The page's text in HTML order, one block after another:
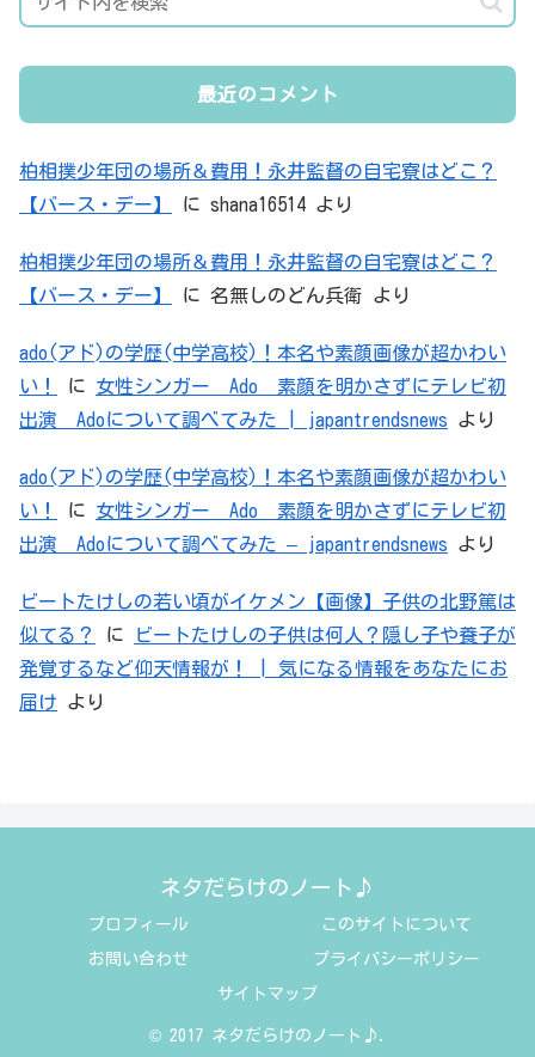
最近のコメント
柏相撲少年団の場所＆費用！永井監督の自宅寮はどこ？
【バース・デー】
に shana16514 より
柏相撲少年団の場所＆費用！永井監督の自宅寮はどこ？
【バース・デー】
に 名無しのどん兵衛 より
ado(アド)の学歴(中学高校)！本名や素顔画像が超かわい
い！
に 女性シンガー Ado 素顔を明かさずにテレビ初
出演 Adoについて調べてみた | japantrendsnews より
ado(アド)の学歴(中学高校)！本名や素顔画像が超かわい
い！
に 女性シンガー Ado 素顔を明かさずにテレビ初
出演 Adoについて調べてみた – japantrendsnews より
ビートたけしの若い頃がイケメン【画像】子供の北野篤は
似てる？
に
ビートたけしの子供は何人？隠し子や養子が
発覚するなど仰天情報が！ | 気になる情報をあなたにお
届け より
ネタだらけのノート♪
プロフィール このサイトについて
お問い合わせ プライバシーポリシー
サイトマップ
© 2017 ネタだらけのノート♪.